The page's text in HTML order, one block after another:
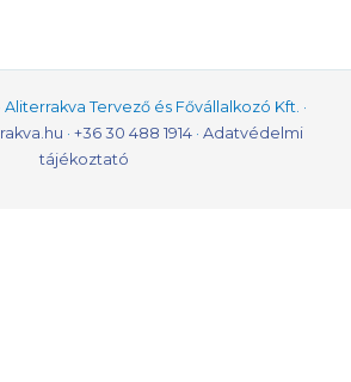
Tervező és Fővállalkozó Kft. ·
· +36 30 488 1914 · Adatvédelmi
tájékoztató